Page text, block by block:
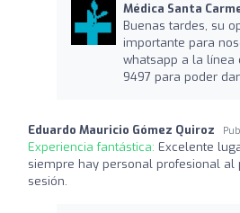
Médica Santa
Buenas tardes, su
importante para
whatsapp a la línea
9497 para poder
Eduardo Mauricio Gómez Quiroz
Experiencia fantástica: Excelente
siempre hay personal profesional al
sesión.